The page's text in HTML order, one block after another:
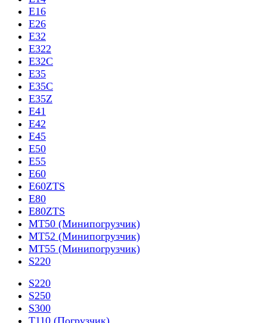
E16
E26
E32
E322
E32C
E35
E35C
E35Z
E41
E42
E45
E50
E55
E60
E60ZTS
E80
E80ZTS
MT50 (Минипогрузчик)
MT52 (Минипогрузчик)
MT55 (Минипогрузчик)
S220
S220
S250
S300
T110 (Погрузчик)